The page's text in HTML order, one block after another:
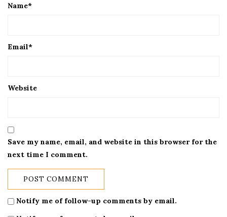
Name*
Email*
Website
Save my name, email, and website in this browser for the
next time I comment.
Notify me of follow-up comments by email.